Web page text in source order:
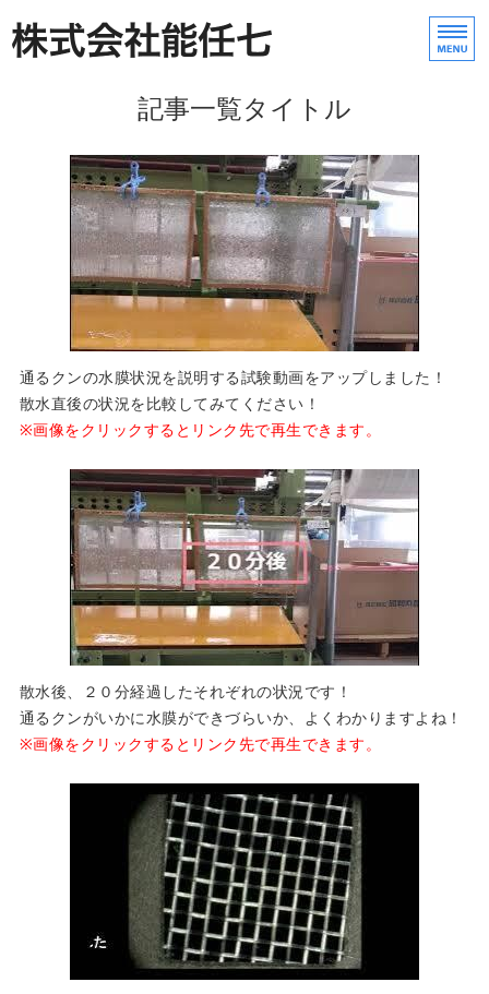
防虫ネット・防虫網の
農業用ネット製品紹介
会社案内
お問い合わせ
English
記事一覧タイトル
通るクンの水膜状況を説明する試験動画をアップしました！
散水直後の状況を比較してみてください！
※画像をクリックするとリンク先で再生できます。
散水後、２０分経過したそれぞれの状況です！
通るクンがいかに水膜ができづらいか、よくわかりますよね！
※画像をクリックするとリンク先で再生できます。